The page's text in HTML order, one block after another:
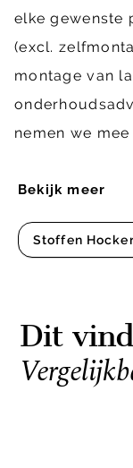
Bekijk meer
Stoffen
elke gewenste
(excl.
montage van
nemen we
Dit